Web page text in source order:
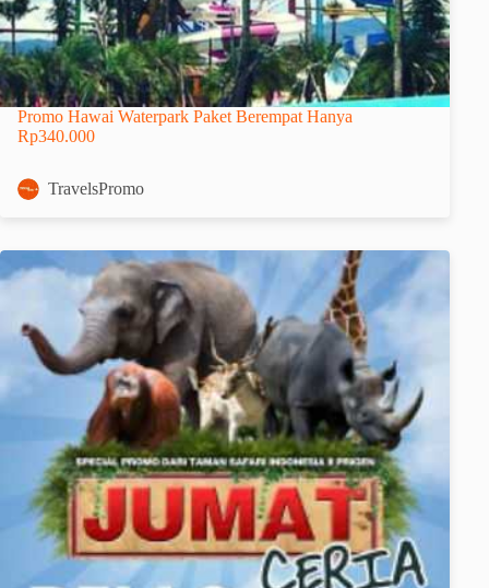
Promo Hawai Waterpark Paket Berempat Hanya
Rp340.000
TravelsPromo